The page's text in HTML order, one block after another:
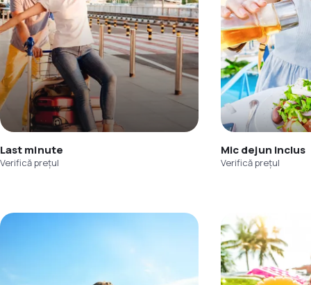
Last minute
Verifică prețul
Mic dejun inclus
Verifică prețul